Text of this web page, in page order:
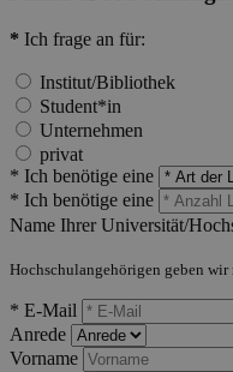
* Ich frage an für:
Institut/Bibliothek
Student*in
Unternehmen
privat
* Ich benötige eine
* Ich benötige eine
Name Ihrer Universität/
Hochschulangehörigen geben
* E-Mail
Anrede
Vorname